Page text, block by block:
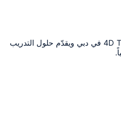
يقع 4D Training & Consultancy في دبي ويقدّم حلول التدريب